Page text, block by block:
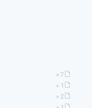
» 7
» 1
» 2